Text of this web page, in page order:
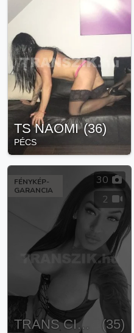
TS NAOMI (36)
PÉCS
FÉNYKÉP-
GARANCIA
30
2
TRANS CIARA (35)